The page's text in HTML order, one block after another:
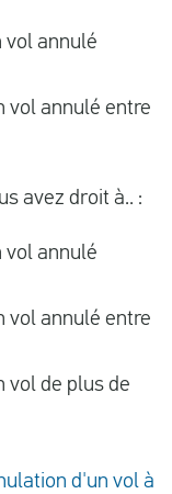
vol annulé
vol annulé entre
avez droit à.. :
vol annulé
vol annulé entre
vol de plus de
d'un vol à